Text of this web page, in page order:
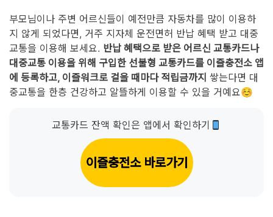
부모님이나 주변 어르신들이 예전만큼 자동차를 많이 이용하
지 않게 되었다면, 거주 지자체 운전면허 반납 혜택 받고 대중
교통을 이용해 보세요. 반납 혜택으로 받은 어르신 교통카드나
대중교통 이용을 위해 구입한 선불형 교통카드를 이즐충전소 앱
에 등록하고, 이즐워크로 걸을 때마다 적립금까지 쌓는다면 대
중교통을 한층 건강하고 알뜰하게 이용할 수 있을 거예요☺
교통카드 잔액 확인은 앱에서 확인하기
이즐충전소 바로가기